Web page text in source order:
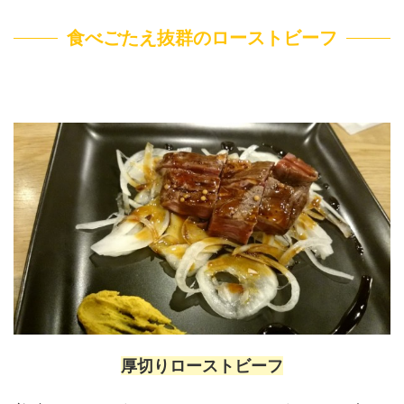
食べごたえ抜群のローストビーフ
厚切りローストビーフ